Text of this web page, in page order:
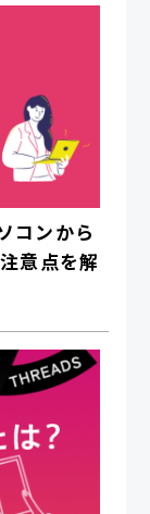
コンから
意点を解